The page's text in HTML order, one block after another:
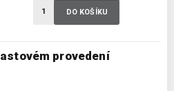
provedení
DO KOŠÍKU